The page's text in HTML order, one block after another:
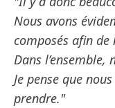
Nous avons
composés afin
Dans
Je pense que
prendre."